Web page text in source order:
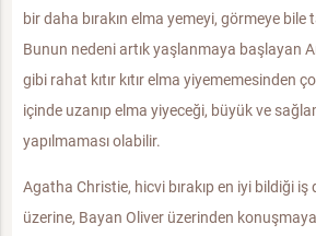
bir daha bırakın elma yemeyi, görmeye bile
Bunun nedeni artık yaşlanmaya başlayan
gibi rahat kıtır kıtır elma yiyememesinden
içinde uzanıp elma yiyeceği, büyük ve
yapılmaması olabilir.
Agatha Christie, hicvi bırakıp en iyi bildiği iş
üzerine, Bayan Oliver üzerinden